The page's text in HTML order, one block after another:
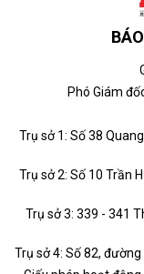
Phó Giám
Trụ sở 1: Số 38
Trụ sở 2: Số 10 Trần
Trụ sở 3: 339 - 341
Trụ sở 4: Số 82,